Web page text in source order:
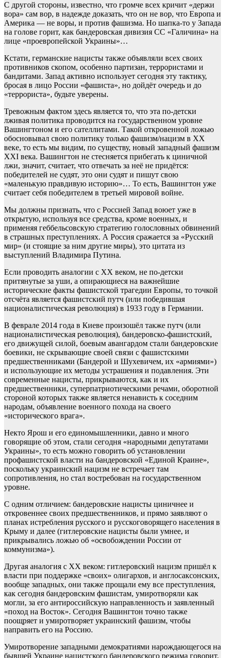
С другой стороны, известно, что громче всех кричит «держи
вора» сам вор, в надежде доказать, что он не вор, что Европа и
Америка — не воры, и против фашизма. Но шапка-то у Запада
на голове горит, как бандеровская дивизия СС «Галичина» на
лице «проевропейской Украины»…
Кстати, германские нацисты также объявляли всех своих
противников скопом, особенно партизан, террористами и
бандитами. Запад активно использует сегодня эту тактику,
бросая в лицо России «фашиста», но дойдёт очередь и до
«террориста», будьте уверены.
Тревожным фактом здесь является то, что эта по-детски
лживая политика проводится на государственном уровне
Вашингтоном и его сателлитами. Такой откровенной ложью
обосновывал свою политику только фашизм/нацизм в ХХ
веке, то есть мы видим, по существу, новый западный фашизм
XXI века. Вашингтон не стесняется прибегать к циничной
лжи, значит, считает, что отвечать за неё не придётся:
победителей не судят, это они судят и пишут свою
«маленькую правдивую историю»… То есть, Вашингтон уже
считает себя победителем в третьей мировой войне.
Мы должны признать, что с Россией Запад воюет уже в
открытую, используя все средства, кроме военных, и
применяя геббельсовскую стратегию голословных обвинений
в страшных преступлениях. А Россия сражается за «Русский
мир» (и стоящие за ним другие миры), это цитата из
выступлений Владимира Путина.
Если проводить аналогии с ХХ веком, не по-детски
притянутые за уши, а опирающиеся на важнейшие
исторические факты фашистской трагедии Европы, то точкой
отсчёта является фашистский путч (или победившая
националистическая революция) в 1933 году в Германии.
В феврале 2014 года в Киеве произошёл также путч (или
националистическая революция), бандеровско-фашистский,
его движущей силой, боевым авангардом стали бандеровские
боевики, не скрывающие своей связи с фашистскими
предшественниками (Бандерой и Шухевичем, их «армиями»)
и использующие их методы устрашения и подавления. Эти
современные нацисты, прикрываются, как и их
предшественники, суперпатриотическими речами, оборотной
стороной которых также является ненависть к соседним
народам, объявление военного похода на своего
«исторического врага».
Некто Ярош и его единомышленники, давно и много
говорящие об этом, стали сегодня «народными депутатами
Украины», то есть можно говорить об установлении
профашистской власти на бандеровской «Единой Краине»,
поскольку украинский нацизм не встречает там
сопротивления, но стал востребован на государственном
уровне.
С одним отличием: бандеровские нацисты циничнее и
откровеннее своих предшественников, и прямо заявляют о
планах истребления русского и русскоговорящего населения в
Крыму и далее (гитлеровские нацисты были умнее, и
прикрывались ложью об «освобождении России от
коммунизма»).
Другая аналогия с ХХ веком: гитлеровский нацизм пришёл к
власти при поддержке «своих» олигархов, и англосаксонских,
вообще западных, они также прощали ему все преступления,
как сегодня бандеровским фашистам, умиротворяли как
могли, за его антироссийскую направленность и заявленный
«поход на Восток». Сегодня Вашингтон точно также
поощряет и умиротворяет украинский фашизм, чтобы
направить его на Россию.
Умиротворение западными демократиями нарождающегося на
бывшей Украине нацистского бандеровского режима говорит,